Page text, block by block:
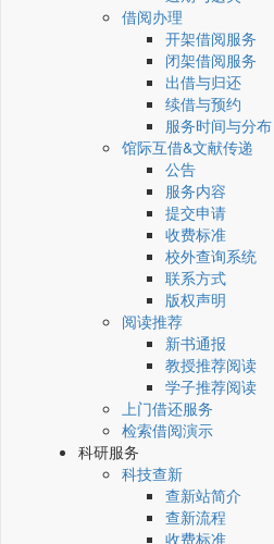
借阅办理
开架借阅服务
闭架借阅服务
出借与归还
续借与预约
服务时间与分布
馆际互借&文献传递
公告
服务内容
提交申请
收费标准
校外查询系统
联系方式
版权声明
阅读推荐
新书通报
教授推荐阅读
学子推荐阅读
上门借还服务
检索借阅演示
科研服务
科技查新
查新站简介
查新流程
收费标准